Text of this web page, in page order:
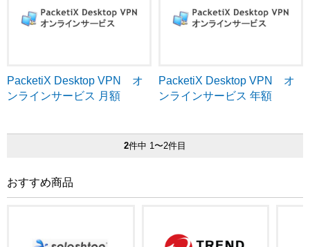
PacketiX Desktop VPN オ
ンラインサービス 月額
PacketiX Desktop VPN オ
ンラインサービス 年額
2件中 1〜2件目
おすすめ商品